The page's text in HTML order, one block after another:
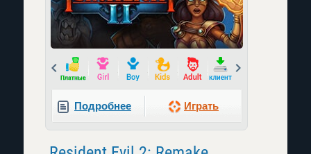
Prev
Подробнее Играть